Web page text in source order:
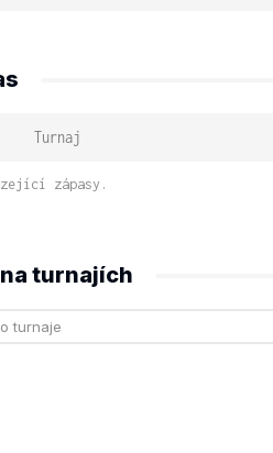
Turnaj
zápasy.
turnajích